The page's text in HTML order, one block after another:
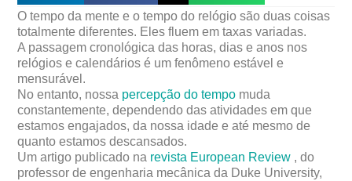
O tempo da mente e o tempo do relógio são duas coisas
totalmente diferentes. Eles fluem em taxas variadas.
A passagem cronológica das horas, dias e anos nos
relógios e calendários é um fenômeno estável e
mensurável.
No entanto, nossa percepção do tempo muda
constantemente, dependendo das atividades em que
estamos engajados, da nossa idade e até mesmo de
quanto estamos descansados.
Um artigo publicado na revista European Review , do
professor de engenharia mecânica da Duke University,